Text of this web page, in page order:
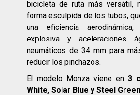
bicicleta de ruta más versátil,
forma esculpida de los tubos,
una eficiencia
explosiva y aceleraciones
neumáticos de 34 mm para
reducir los pinchazos.
El modelo Monza viene en 3
White, Solar Blue y Steel